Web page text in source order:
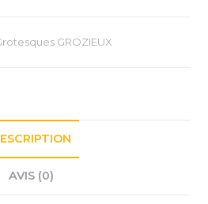
GROZIEUX
AVIS (0)